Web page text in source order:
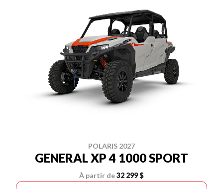
POLARIS 2027
GENERAL XP 4 1000 SPORT
À partir de32 299 $